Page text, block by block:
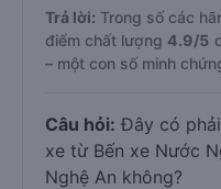
Trả lời: Trong số các
điểm chất lượng 4.9/5
– một con số minh
Câu hỏi: Đây có
xe từ Bến xe Nước
Nghệ An không?